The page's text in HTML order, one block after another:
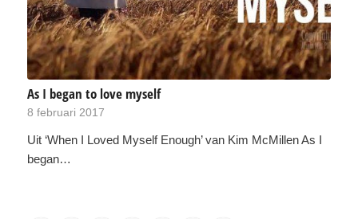
As I began to love myself
8 februari 2017
Uit ‘When I Loved Myself Enough’ van Kim McMillen As I
began…